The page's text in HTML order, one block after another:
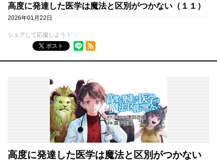
高度に発達した医学は魔法と区別がつかない（１１）
2026年01月22日
シェアして応援しよう！
ポスト
RSSフィード
高度に発達した医学は魔法と区別がつかない